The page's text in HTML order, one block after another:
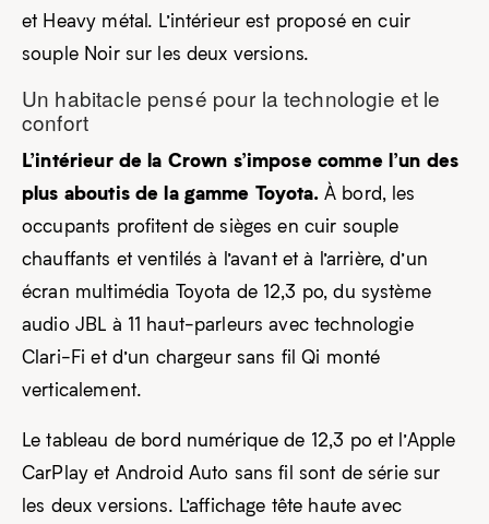
et Heavy métal. L’intérieur est proposé en cuir
souple Noir sur les deux versions.
Un habitacle pensé pour la technologie et le
confort
L’intérieur de la Crown s’impose comme l’un des
plus aboutis de la gamme Toyota.À bord, les
occupants profitent de sièges en cuir souple
chauffants et ventilés à l’avant et à l’arrière, d’un
écran multimédia Toyota de 12,3 po, du système
audio JBL à 11 haut-parleurs avec technologie
Clari-Fi et d’un chargeur sans fil Qi monté
verticalement.
Le tableau de bord numérique de 12,3 po et l’Apple
CarPlay et Android Auto sans fil sont de série sur
les deux versions. L’affichage tête haute avec